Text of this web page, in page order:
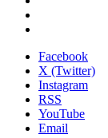
Facebook
X (Twitter)
Instagram
RSS
YouTube
Email